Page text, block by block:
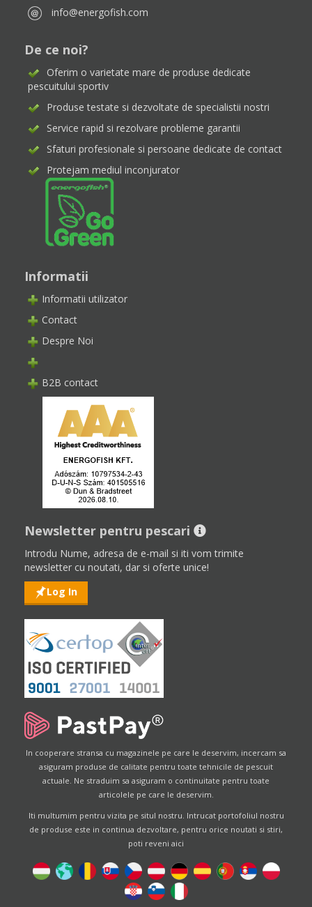
info@energofish.com
De ce noi?
Oferim o varietate mare de produse dedicate
pescuitului sportiv
Produse testate si dezvoltate de specialistii nostri
Service rapid si rezolvare probleme garantii
Sfaturi profesionale si persoane dedicate de contact
Protejam mediul inconjurator
Informatii
Informatii utilizator
Contact
Despre Noi
B2B contact
Newsletter pentru pescari
Introdu Nume, adresa de e-mail si iti vom trimite
newsletter cu noutati, dar si oferte unice!
Log In
In cooperare stransa cu magazinele pe care le deservim, incercam sa
asiguram produse de calitate pentru toate tehnicile de pescuit
actuale. Ne straduim sa asiguram o continuitate pentru toate
articolele pe care le deservim.
Iti multumim pentru vizita pe situl nostru. Intrucat portofoliul nostru
de produse este in continua dezvoltare, pentru orice noutati si stiri,
poti reveni aici